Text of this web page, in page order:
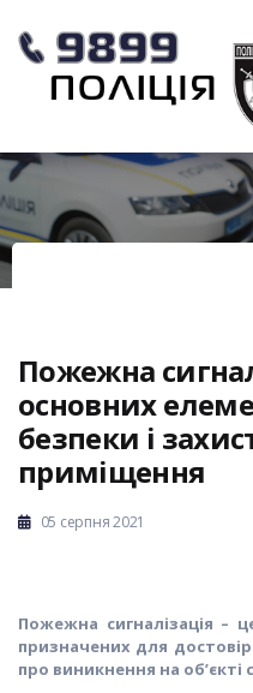
Пожежна
основних
безпеки і
приміщення
05 серпня 2021
Пожежна сигналізація –
призначених для
про виникнення на об’єкті